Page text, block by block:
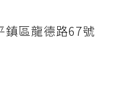
鎮區龍德路67號